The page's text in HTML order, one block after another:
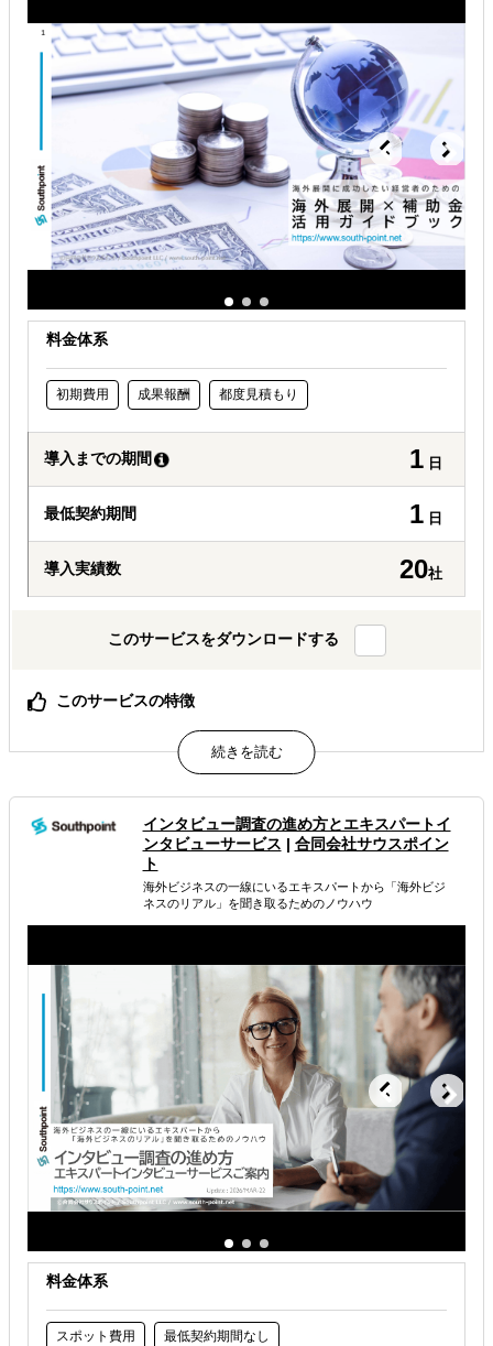
どの国に進出するべきか決めたい
自社事業に最適な進出形態を知りたい
自社商材の現地でのニーズを知りたい
料金体系
初期費用 成果報酬 都度見積もり
導入までの期間 1 日
最低契約期間 1 日
導入実績数 20社
このサービスをダウンロードする
このサービスの特徴
「海外展開×補助金×事業化」、補助金や制度を活用して海
外展開を成功させます
国家資格者を中心としたプロの支援者集団、「補助金取れ
たらさようなら」のブローカーではありません
採択可能性と事業化にこだわった補助金申請支援、採択後
もしっかりサポート
属するジャンル
海外進出・海外展開資金の融資
解決できる課題
海外におけるリスク・コストを低減したい
お金周りのサポートしてほしい その他
インタビュー調査の進め方とエキスパートイ
ンタビューサービス | 合同会社サウスポイン
ト
海外ビジネスの一線にいるエキスパートから 「海外ビジ
ネスのリアル」を聞き取るためのノウハウ
料金体系
スポット費用 最低契約期間なし